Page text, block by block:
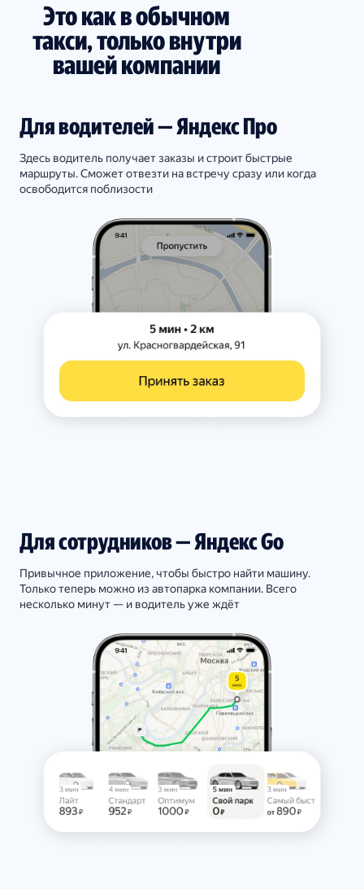
Это как в обычном
такси, только внутри
вашей компании
Для водителей — Яндекс Про
Здесь водитель получает заказы и строит быстрые
маршруты. Сможет отвезти на встречу сразу или когда
освободится поблизости
Для сотрудников — Яндекс Go
Привычное приложение, чтобы быстро найти машину.
Только теперь можно из автопарка компании. Всего
несколько минут — и водитель уже ждёт